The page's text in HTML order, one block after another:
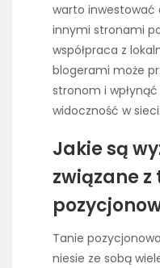
warto inwestować
innymi stronami
współpraca z
blogerami może
stronom i
widoczność w sieci.
Jakie są
związane
Tanie
niesie ze sobą